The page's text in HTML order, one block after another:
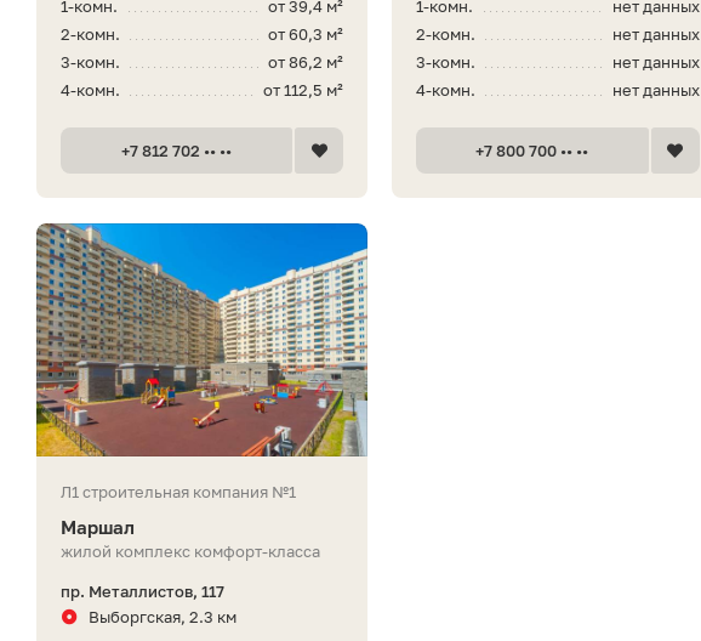
от 39,4 м²
1-комн.
от 60,3 м²
2-комн.
от 86,2 м²
3-комн.
от 112,5 м²
4-комн.
+7 812 702 •• ••
нет данных
1-комн.
нет данных
2-комн.
нет данных
3-комн.
нет данных
4-комн.
+7 800 700 •• ••
Л1 строительная компания №1
Маршал
жилой комплекс комфорт-класса
пр. Металлистов, 117
Выборгская, 2.3 км